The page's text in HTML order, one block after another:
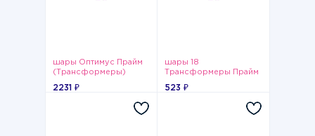
шары Оптимус Прайм
(Трансформеры)
2231 ₽
шары 18
Трансформеры Прайм
523 ₽